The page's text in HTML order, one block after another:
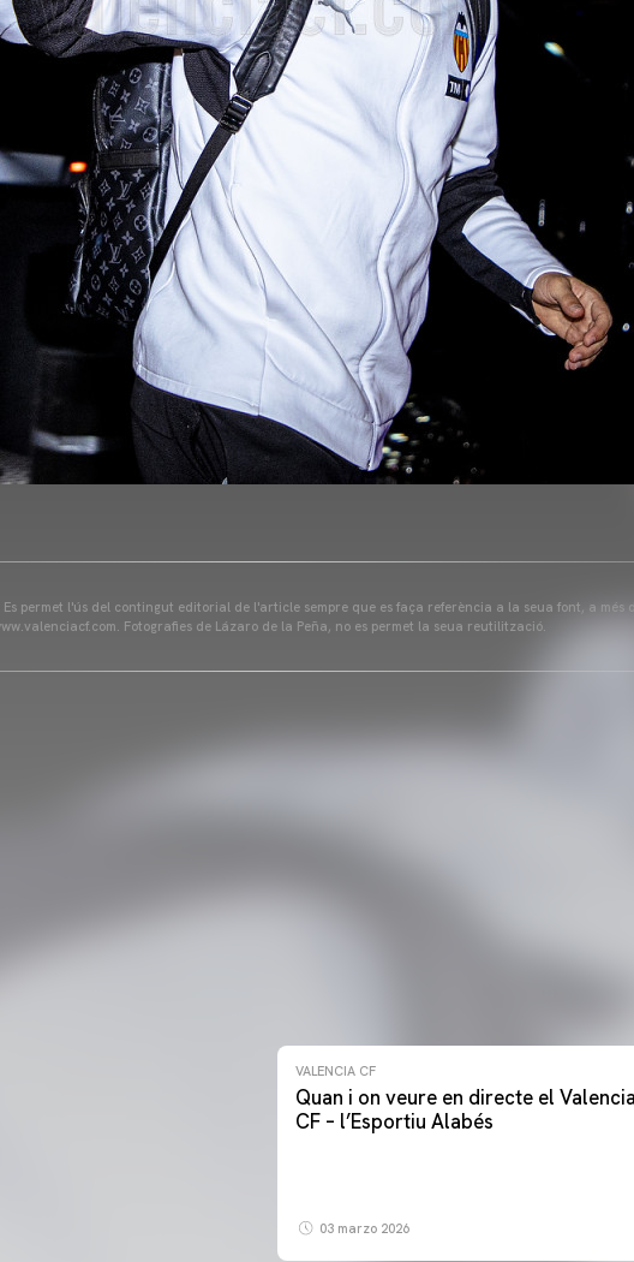
permet l'ús del contingut editorial de l'article sempre que es faça referència a la seua font, a més
Fotografies de Lázaro de la Peña, no es permet la seua reutilització.
VALENCIA CF
Quan i on veure en directe el Valencia
CF – l’Esportiu Alabés
03 marzo 2026